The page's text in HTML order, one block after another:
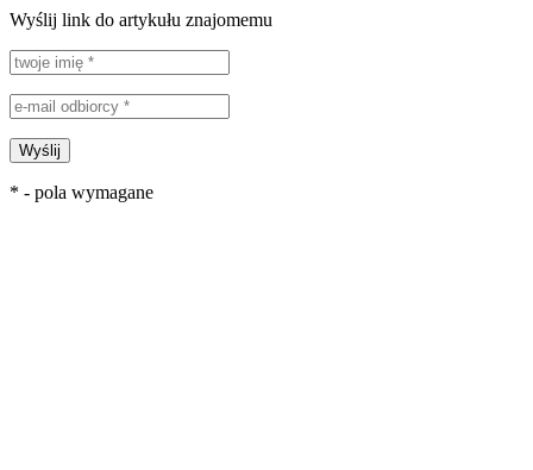
Wyślij link do artykułu znajomemu
Wyślij
* - pola wymagane